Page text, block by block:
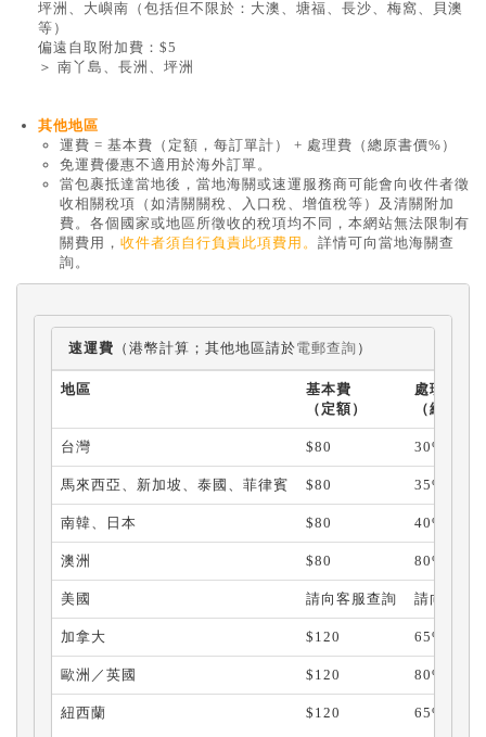
坪洲、大嶼南（包括但不限於：大澳、塘福、長沙、梅窩、貝澳
等）
偏遠自取附加費：$5
＞ 南丫島、長洲、坪洲
其他地區
運費 = 基本費（定額，每訂單計） + 處理費（總原書價%）
免運費優惠不適用於海外訂單。
當包裹抵達當地後，當地海關或速運服務商可能會向收件者徵
收相關稅項（如清關關稅、入口稅、增值稅等）及清關附加
費。各個國家或地區所徵收的稅項均不同，本網站無法限制有
關費用， 收件者須自行負責此項費用。 詳情可向當地海關查
詢。
速運費 （港幣計算；其他地區請於電郵查詢 ）
地區
基本費
（定額）
處理費
（總原書
台灣 $80 30%
馬來西亞、新加坡、泰國、菲律賓 $80 35%
南韓、日本 $80 40%
澳洲 $80 80%
美國 請向客服查詢 請向客服
加拿大 $120 65%
歐洲／英國 $120 80%
紐西蘭 $120 65%